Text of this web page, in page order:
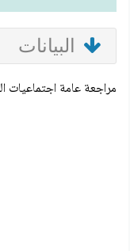
البيانات
مراجعة عامة اجتماعيات